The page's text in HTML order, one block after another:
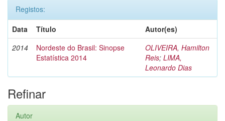
Registos:
Data
Título
Autor(es)
2014
Nordeste do Brasil: Sinopse
Estatística 2014
OLIVEIRA, Hamilton
Reis; LIMA,
Leonardo Dias
Refinar
Autor